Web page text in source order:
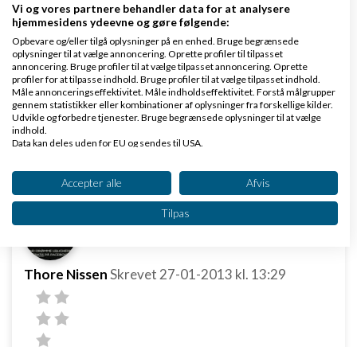
5 brugere = 199,- pr. md.
10 brugere = 299,- pr. md.
Ubegrænset brugere = 499,- pr. md.
//Daniel // shopKONRAD
Svar
Thore NissenSkrevet 27-01-2013 kl. 13:29
Vi og vores partnere behandler data for at analysere
hjemmesidens ydeevne og gøre følgende:
Opbevare og/eller tilgå oplysninger på en enhed. Bruge begrænsede
oplysninger til at vælge annoncering. Oprette profiler til tilpasset
annoncering. Bruge profiler til at vælge tilpasset annoncering. Oprette
profiler for at tilpasse indhold. Bruge profiler til at vælge tilpasset indhold.
Måle annonceringseffektivitet. Måle indholdseffektivitet. Forstå målgrupper
gennem statistikker eller kombinationer af oplysninger fra forskellige kilder.
Udvikle og forbedre tjenester. Bruge begrænsede oplysninger til at vælge
indhold.
Data kan deles uden for EU og sendes til USA.
Se partnerliste (2 IAB-leverandører)
Vi bruger dine data til følgende formål:
IAB's behandlingsformål:
Opbevare og/eller tilgå oplysninger på en
enhed
Bruge begrænsede oplysninger til at vælge
annoncering
Oprette profiler til tilpasset annoncering
Accepter alle Afvis
Tilpas